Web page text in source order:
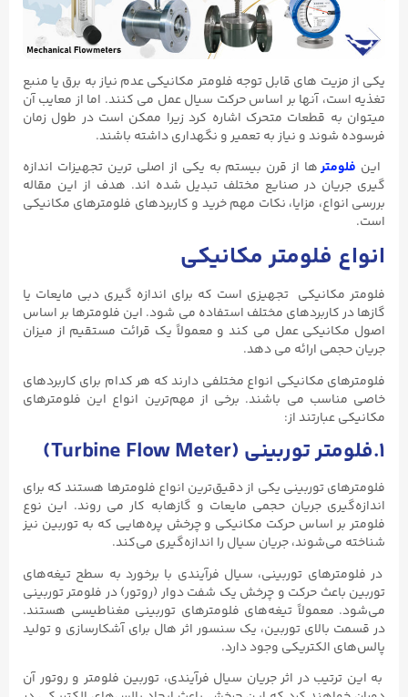
یکی از مزیت های قابل توجه فلومتر مکانیکی عدم نیاز به برق یا منبع
تغذیه است، آنها بر اساس حرکت سیال عمل می کنند. اما از معایب آن
میتوان به قطعات متحرک اشاره کرد زیرا ممکن است در طول زمان
فرسوده شوند و نیاز به تعمیر و نگهداری داشته باشند.
این فلومترها از قرن بیستم به یکی از اصلی ترین تجهیزات اندازه
گیری جریان در صنایع مختلف تبدیل شده اند. هدف از این مقاله
بررسی انواع، مزایا، نکات مهم خرید و کاربردهای فلومترهای مکانیکی
است.
انواع فلومتر مکانیکی
فلومتر مکانیکی تجهیزی است که برای اندازه گیری دبی مایعات یا
گازها در کاربردهای مختلف استفاده می شود. این فلومترها بر اساس
اصول مکانیکی عمل می کند و معمولاً یک قرائت مستقیم از میزان
جریان حجمی ارائه می دهد.
فلومترهای مکانیکی انواع مختلفی دارند که هر کدام برای کاربردهای
خاصی مناسب می باشند. برخی از مهم‌ترین انواع این فلومترهای
مکانیکی عبارتند از:
۱.فلومتر توربینی ( Turbine Flow Meter
)
فلومترهای توربینی یکی از دقیق‌ترین انواع فلومترها هستند که برای
اندازه‌گیری جریان حجمی مایعات و گازهابه کار می روند. این نوع
فلومتر بر اساس حرکت مکانیکی و چرخش پره‌هایی که به توربین نیز
شناخته می‌شوند، جریان سیال را اندازه‌گیری می‌کند.
در فلومترهای توربینی، سیال فرآیندی با برخورد به سطح تیغه‌های
توربین باعث حرکت و چرخش یک شفت دوار (روتور) در فلومتر توربینی
می‌شود. معمولاً تیغه‌های فلومترهای توربینی مغناطیسی هستند.
در قسمت بالای توربین، یک سنسور اثر هال برای آشکارسازی و تولید
پالس‌های الکتریکی وجود دارد.
به این ترتیب در اثر جریان سیال فرآیندی، توربین فلومتر و روتور آن